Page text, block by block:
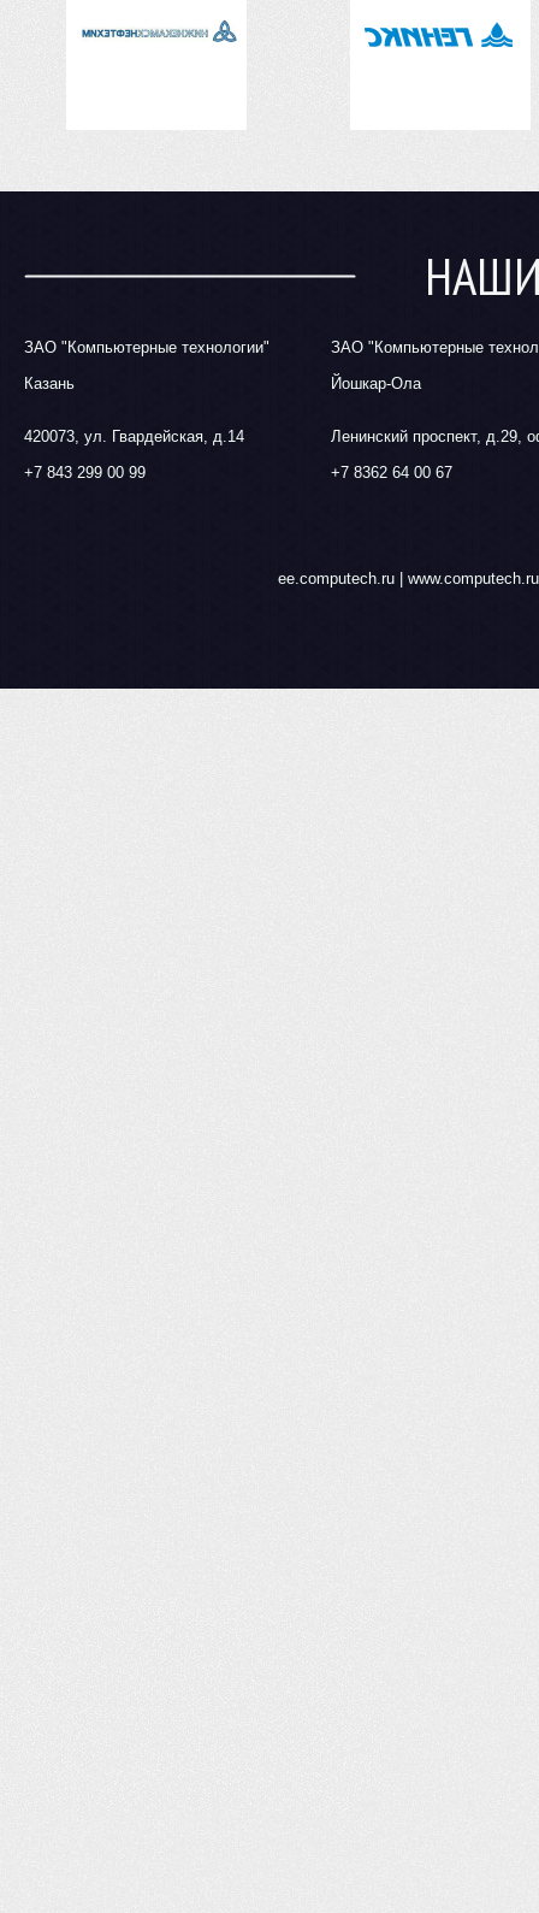
Казань
420073, ул. Гвардейская, д.14
+7 843 299 00 99
Йошкар-Ола
ЗАО "Компьютерные технологии" ЗАО "Компьютерные
Ленинский проспект, д.29,
+7 8362 64 00 67
ee.computech.ru |